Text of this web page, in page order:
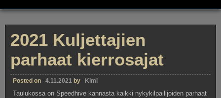
2021 Kuljettajien
parhaat kierrosajat
Posted on 4.11.2021 by Kimi
Taulukossa on Speedhive kannasta kaikki nykykilpailijoiden parhaat